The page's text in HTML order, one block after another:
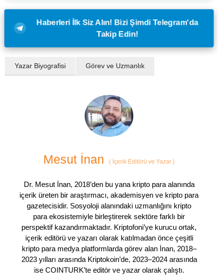
Haberleri İlk Siz Alın! Bizi Şimdi Telegram'da
Takip Edin!
Yazar Biyografisi Görev ve Uzmanlık
Mesut İnan ( İçerik Editörü ve Yazar )
Dr. Mesut İnan, 2018’den bu yana kripto para alanında
içerik üreten bir araştırmacı, akademisyen ve kripto para
gazetecisidir. Sosyoloji alanındaki uzmanlığını kripto
para ekosistemiyle birleştirerek sektöre farklı bir
perspektif kazandırmaktadır. Kriptofoni’ye kurucu ortak,
içerik editörü ve yazarı olarak katılmadan önce çeşitli
kripto para medya platformlarda görev alan İnan, 2018–
2023 yılları arasında Kriptokoin’de, 2023–2024 arasında
ise COINTURK’te editör ve yazar olarak çalıştı.